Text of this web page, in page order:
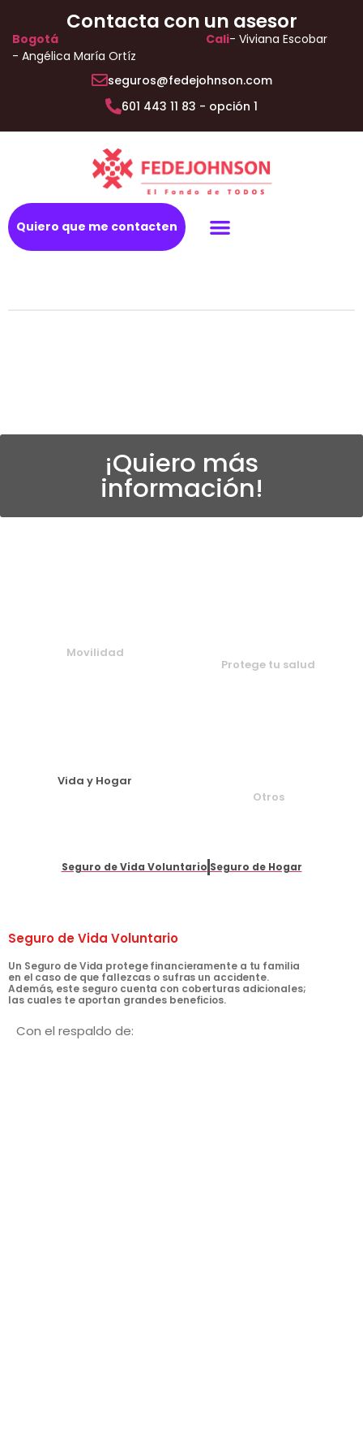
Contacta con un asesor
Bogotá
- Angélica María Ortíz
Cali- Viviana Escobar
seguros@fedejohnson.com
601 443 11 83 - opción 1
Quiero que me contacten
¡Quiero más
información!
Movilidad
Protege tu salud
Vida y Hogar
Otros
Seguro de Vida Voluntario Seguro de Hogar
Seguro de Vida Voluntario
Un Seguro de Vida protege financieramente a tu familia
en el caso de que fallezcas o sufras un accidente.
Además, este seguro cuenta con coberturas adicionales;
las cuales te aportan grandes beneficios.
Con el respaldo de: